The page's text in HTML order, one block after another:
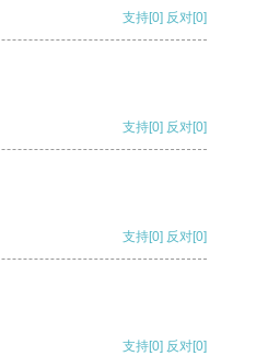
支持[0] 反对[0]
支持[0] 反对[0]
支持[0] 反对[0]
支持[0] 反对[0]